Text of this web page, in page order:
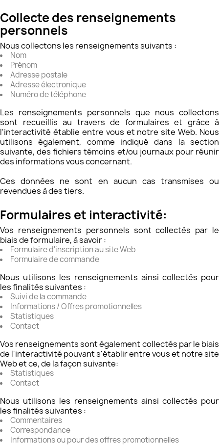
Collecte des renseignements
personnels
Nous collectons les renseignements suivants :
Nom
Prénom
Adresse postale
Adresse électronique
Numéro de téléphone
Les renseignements personnels que nous collectons
sont recueillis au travers de formulaires et grâce à
l'interactivité établie entre vous et notre site Web. Nous
utilisons également, comme indiqué dans la section
suivante, des fichiers témoins et/ou journaux pour réunir
des informations vous concernant.
​Ces données ne sont en aucun cas transmises ou
revendues à des tiers.
Formulaires et interactivité:
Vos renseignements personnels sont collectés par le
biais de formulaire, à savoir :
Formulaire d'inscription au site Web
Formulaire de commande
Nous utilisons les renseignements ainsi collectés pour
les finalités suivantes :
Suivi de la commande
Informations / Offres promotionnelles
Statistiques
Contact
Vos renseignements sont également collectés par le biais
de l'interactivité pouvant s'établir entre vous et notre site
Web et ce, de la façon suivante:
Statistiques
Contact
Nous utilisons les renseignements ainsi collectés pour
les finalités suivantes :
Commentaires
Correspondance
Informations ou pour des offres promotionnelles